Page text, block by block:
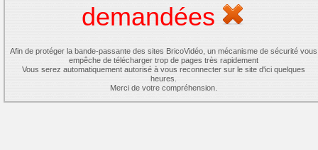
demandées
Afin de protéger la bande-passante des sites BricoVidéo, un mécanisme de sécurité vous
empêche de télécharger trop de pages très rapidement
Vous serez automatiquement autorisé à vous reconnecter sur le site d'ici quelques
heures.
Merci de votre compréhension.